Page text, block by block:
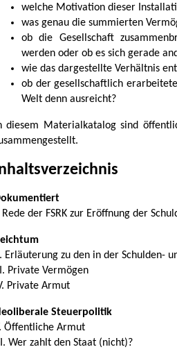
welche Motivation dieser
was genau die summierten
ob die Gesellschaft
werden oder ob es sich gerade
wie das dargestellte Verhältnis
ob der gesellschaftlich
Welt denn ausreicht?
diesem Materialkatalog sind
Rede der FSRK zur Eröffnung der
Erläuterung zu den in der Schulden-
Private Vermögen
Private Armut
Steuerpolitik
Öffentliche Armut
Wer zahlt den Staat (nicht)?